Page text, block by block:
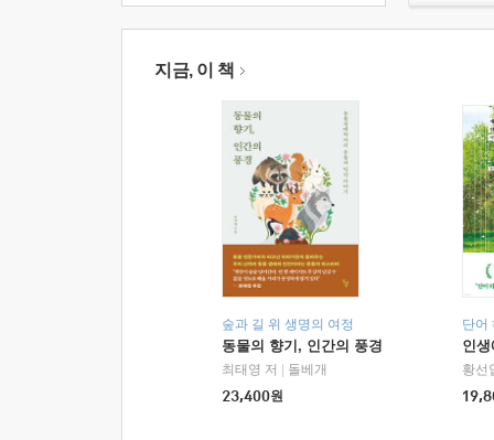
지금, 이 책
숲과 길 위 생명의 여정
동물의 향기, 인간의 풍경
최태영 저
돌베개
23,400원
단어
인
황선